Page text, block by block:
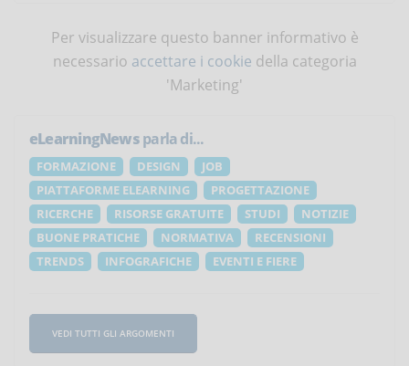
Per visualizzare questo banner informativo è
necessario accettare i cookie della categoria
'Marketing'
eLearningNewsparla di...
FORMAZIONE DESIGN
JOB
PIATTAFORME ELEARNING
PROGETTAZIONE
RICERCHE
RISORSE GRATUITE STUDI
NOTIZIE
BUONE PRATICHE
NORMATIVA
RECENSIONI
TRENDS
INFOGRAFICHE EVENTI E FIERE
VEDI TUTTI GLI ARGOMENTI